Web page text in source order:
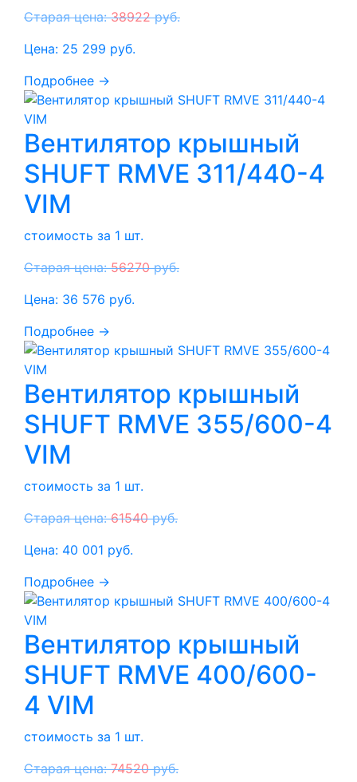
Старая цена:38922руб.
Цена: 25 299 руб.
Подробнее →
Вентилятор крышный
SHUFT RMVE 311/440-4
VIM
стоимость за 1 шт.
Старая цена:56270руб.
Цена: 36 576 руб.
Подробнее →
Вентилятор крышный
SHUFT RMVE 355/600-4
VIM
стоимость за 1 шт.
Старая цена:61540руб.
Цена: 40 001 руб.
Подробнее →
Вентилятор крышный
SHUFT RMVE 400/600-
4 VIM
стоимость за 1 шт.
Старая цена:74520руб.